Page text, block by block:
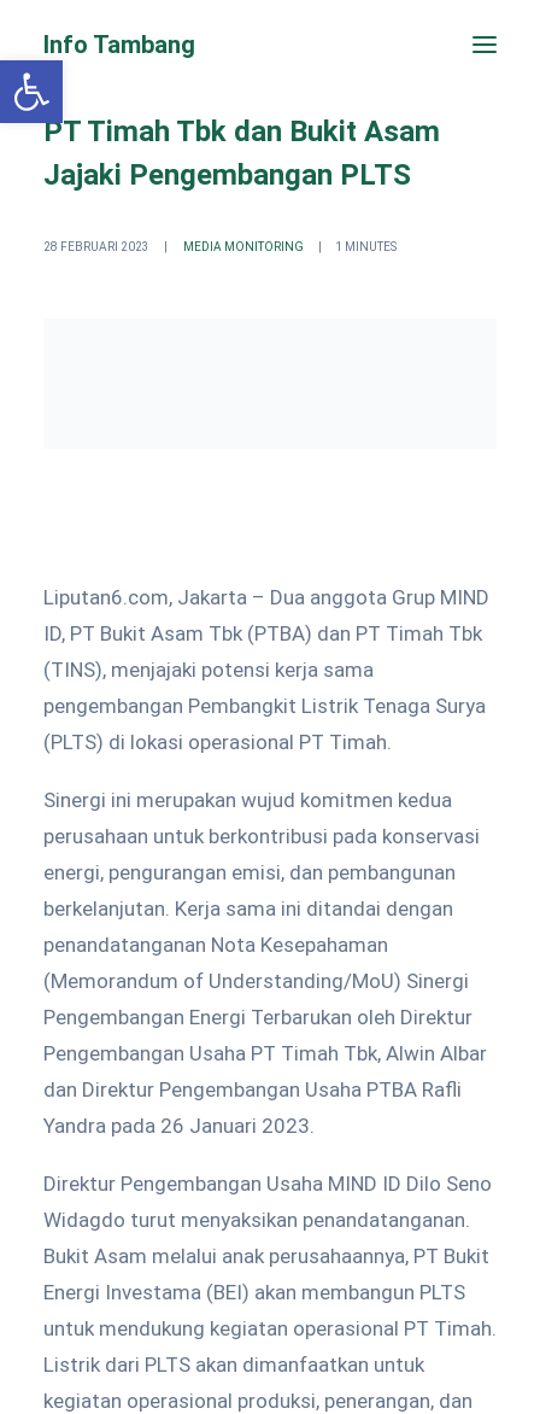
Info Tambang
PT Timah Tbk dan Bukit Asam
Jajaki Pengembangan PLTS
28 FEBRUARI 2023 MEDIA MONITORING 1 MINUTES
Liputan6.com, Jakarta – Dua anggota Grup MIND
ID, PT Bukit Asam Tbk (PTBA) dan PT Timah Tbk
(TINS), menjajaki potensi kerja sama
pengembangan Pembangkit Listrik Tenaga Surya
(PLTS) di lokasi operasional PT Timah.
Sinergi ini merupakan wujud komitmen kedua
perusahaan untuk berkontribusi pada konservasi
energi, pengurangan emisi, dan pembangunan
berkelanjutan. Kerja sama ini ditandai dengan
penandatanganan Nota Kesepahaman
(Memorandum of Understanding/MoU) Sinergi
Pengembangan Energi Terbarukan oleh Direktur
Pengembangan Usaha PT Timah Tbk, Alwin Albar
dan Direktur Pengembangan Usaha PTBA Rafli
Yandra pada 26 Januari 2023.
Direktur Pengembangan Usaha MIND ID Dilo Seno
Widagdo turut menyaksikan penandatanganan.
Bukit Asam melalui anak perusahaannya, PT Bukit
Energi Investama (BEI) akan membangun PLTS
untuk mendukung kegiatan operasional PT Timah.
Listrik dari PLTS akan dimanfaatkan untuk
kegiatan operasional produksi, penerangan, dan
Open toolbar